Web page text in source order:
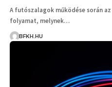
A futószalagok működése során
folyamat, melynek…
BFKH.HU